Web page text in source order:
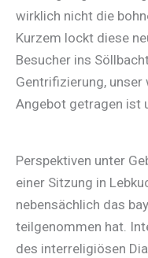
wirklich nicht die
Kurzem lockt diese
Besucher ins
Gentrifizierung, unser
Angebot getragen ist
Perspektiven unter
einer Sitzung in
nebensächlich das
teilgenommen hat.
des interreligiösen